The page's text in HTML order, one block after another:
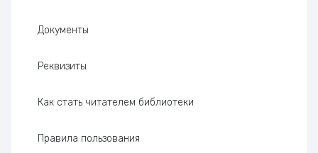
Документы
Реквизиты
Как стать читателем библиотеки
Правила пользования